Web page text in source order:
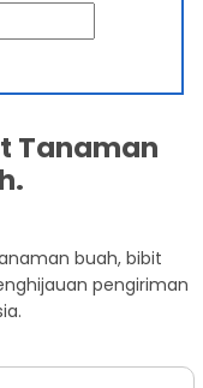
Tanaman
buah, bibit
pengiriman